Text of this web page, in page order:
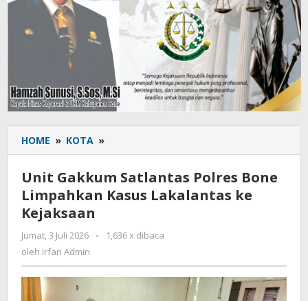
HOME » KOTA »
Gakkum
Satlantas
Polres
Bone
Lakalantas
Kejaksaan
Unit Gakkum Satlantas Polres Bone
Limpahkan Kasus Lakalantas ke
Kejaksaan
Jumat, 3 Juli 2026
oleh
-
1,636 x dibaca
oleh Irfan Admin